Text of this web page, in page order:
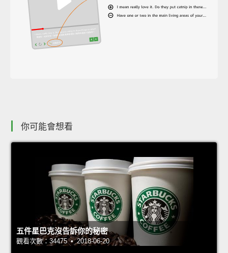
你可能會想看
五件星巴克沒告訴你的秘密
觀看次數：34475 • 2018-06-20